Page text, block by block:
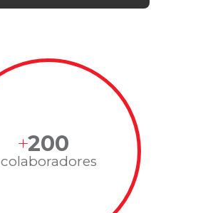
200
colaboradores